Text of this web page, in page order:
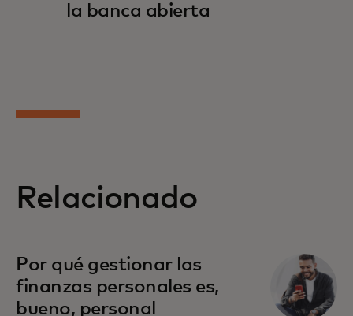
la banca abierta
Relacionado
Por qué gestionar las
finanzas personales es,
bueno, personal